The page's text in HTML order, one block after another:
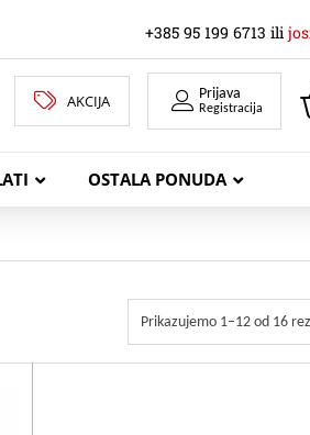
+385 95 199 6713 ili
AKCIJA Prijava
Registracija
OSTALA PONUDA
MREŽNI LAN KABELI
KOAKSIJALNI KABELI
Prikazujemo 1–12 od 16